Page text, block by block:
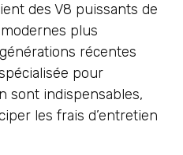
des V8 puissants de
plus
récentes
pour
sont indispensables,
les frais d’entretien